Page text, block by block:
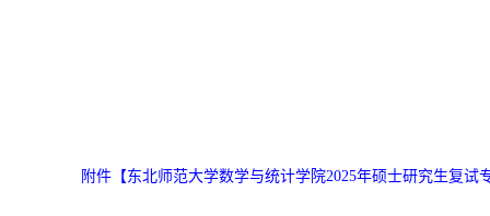
附件【东北师范大学数学与统计学院2025年硕士研究生复试